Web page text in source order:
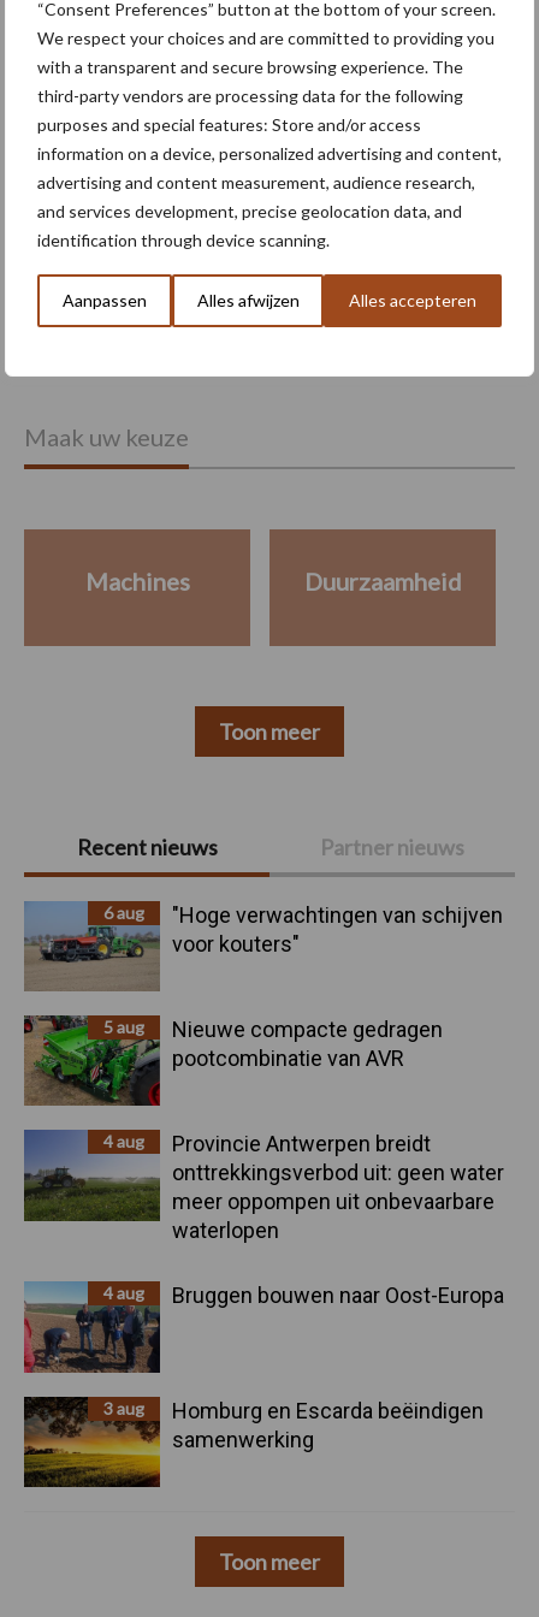
“Consent Preferences” button at the bottom of your screen.
We respect your choices and are committed to providing you
with a transparent and secure browsing experience. The
third-party vendors are processing data for the following
purposes and special features: Store and/or access
information on a device, personalized advertising and content,
advertising and content measurement, audience research,
and services development, precise geolocation data, and
identification through device scanning.
Aanpassen Alles afwijzen Alles accepteren
Primaire
Sidebar
Recent nieuws Partner nieuws
6 aug
"Hoge verwachtingen van schijven
voor kouters"
5 aug
Nieuwe compacte gedragen
pootcombinatie van AVR
4 aug
Provincie Antwerpen breidt
onttrekkingsverbod uit: geen water
meer oppompen uit onbevaarbare
waterlopen
4 aug Bruggen bouwen naar Oost-Europa
3 aug
Homburg en Escarda beëindigen
samenwerking
Toon meer
“Niets werkt effectiever op
onkruiden”
“Robots nemen twijfel weg”
Maak uw keuze
Machines Duurzaamheid
Toon meer